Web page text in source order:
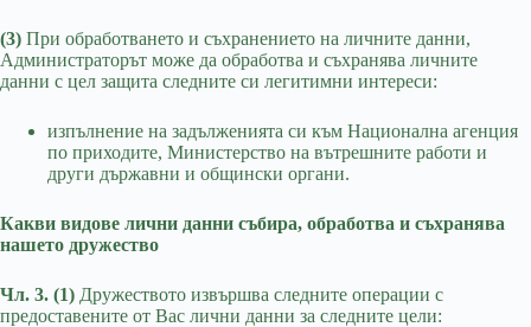
(3) При обработването и съхранението на личните данни,
Администраторът може да обработва и съхранява личните
данни с цел защита следните си легитимни интереси:
изпълнение на задълженията си към Национална агенция
по приходите, Министерство на вътрешните работи и
други държавни и общински органи.
Какви видове лични данни събира, обработва и съхранява
нашето дружество
Чл. 3. (1) Дружеството извършва следните операции с
предоставените от Вас лични данни за следните цели: